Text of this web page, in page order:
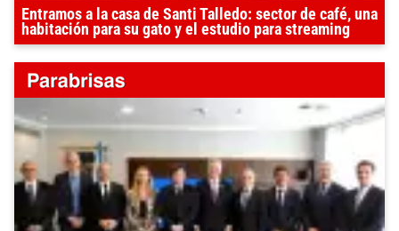
Entramos a la casa de Santi Talledo: sector de café, una
habitación para su gato y el estudio para streaming